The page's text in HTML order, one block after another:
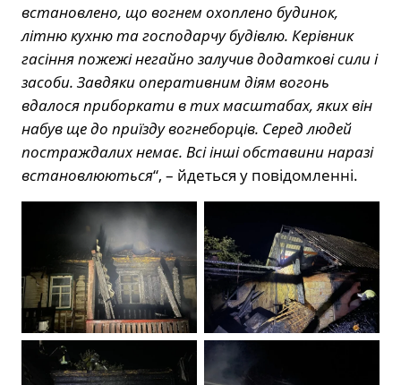
встановлено, що вогнем охоплено будинок,
літню кухню та господарчу будівлю. Керівник
гасіння пожежі негайно залучив додаткові сили і
засоби. Завдяки оперативним діям вогонь
вдалося приборкати в тих масштабах, яких він
набув ще до приїзду вогнеборців. Серед людей
постраждалих немає. Всі інші обставини наразі
встановлюються“, – йдеться у повідомленні.